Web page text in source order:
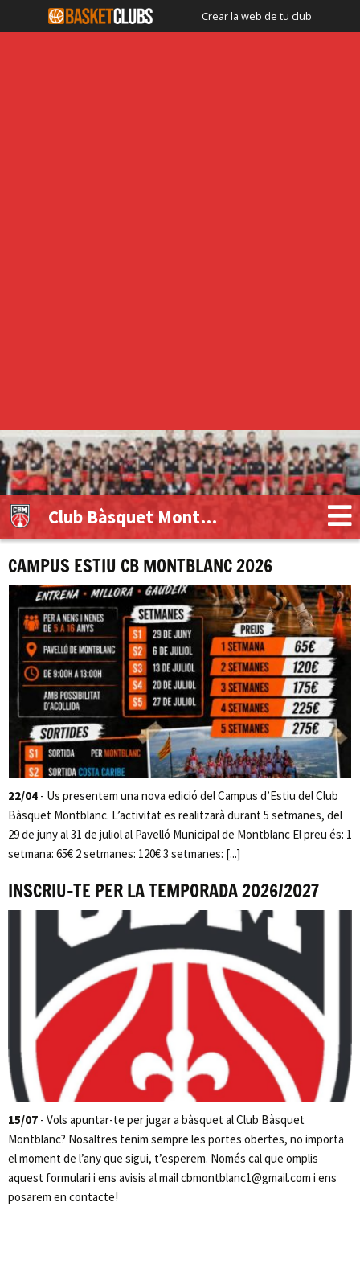
Crear la web de tu club
Club Bàsquet Montblanc
CAMPUS ESTIU CB MONTBLANC 2026
22/04 - Us presentem una nova edició del Campus d’Estiu del Club
Bàsquet Montblanc. L’activitat es realitzarà durant 5 setmanes, del
29 de juny al 31 de juliol al Pavelló Municipal de Montblanc El preu és: 1
setmana: 65€ 2 setmanes: 120€ 3 setmanes: [...]
INSCRIU-TE PER LA TEMPORADA 2026/2027
15/07 - Vols apuntar-te per jugar a bàsquet al Club Bàsquet
Montblanc? Nosaltres tenim sempre les portes obertes, no importa
el moment de l’any que sigui, t’esperem. Només cal que omplis
aquest formulari i ens avisis al mail cbmontblanc1@gmail.com i ens
posarem en contacte!